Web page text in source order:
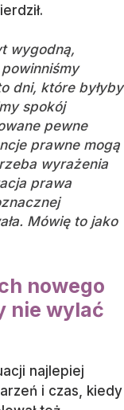
wygodną,
dni, które byłyby
spokój
pewne
prawne mogą
wyrażenia
prawa
Mówię to jako
nowego
nie wylać
najlepiej
i czas, kiedy